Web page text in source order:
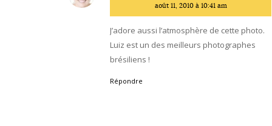
août 11, 2010 à 10:41 am
J’adore aussi l’atmosphère de cette photo.
Luiz est un des meilleurs photographes
brésiliens !
Répondre